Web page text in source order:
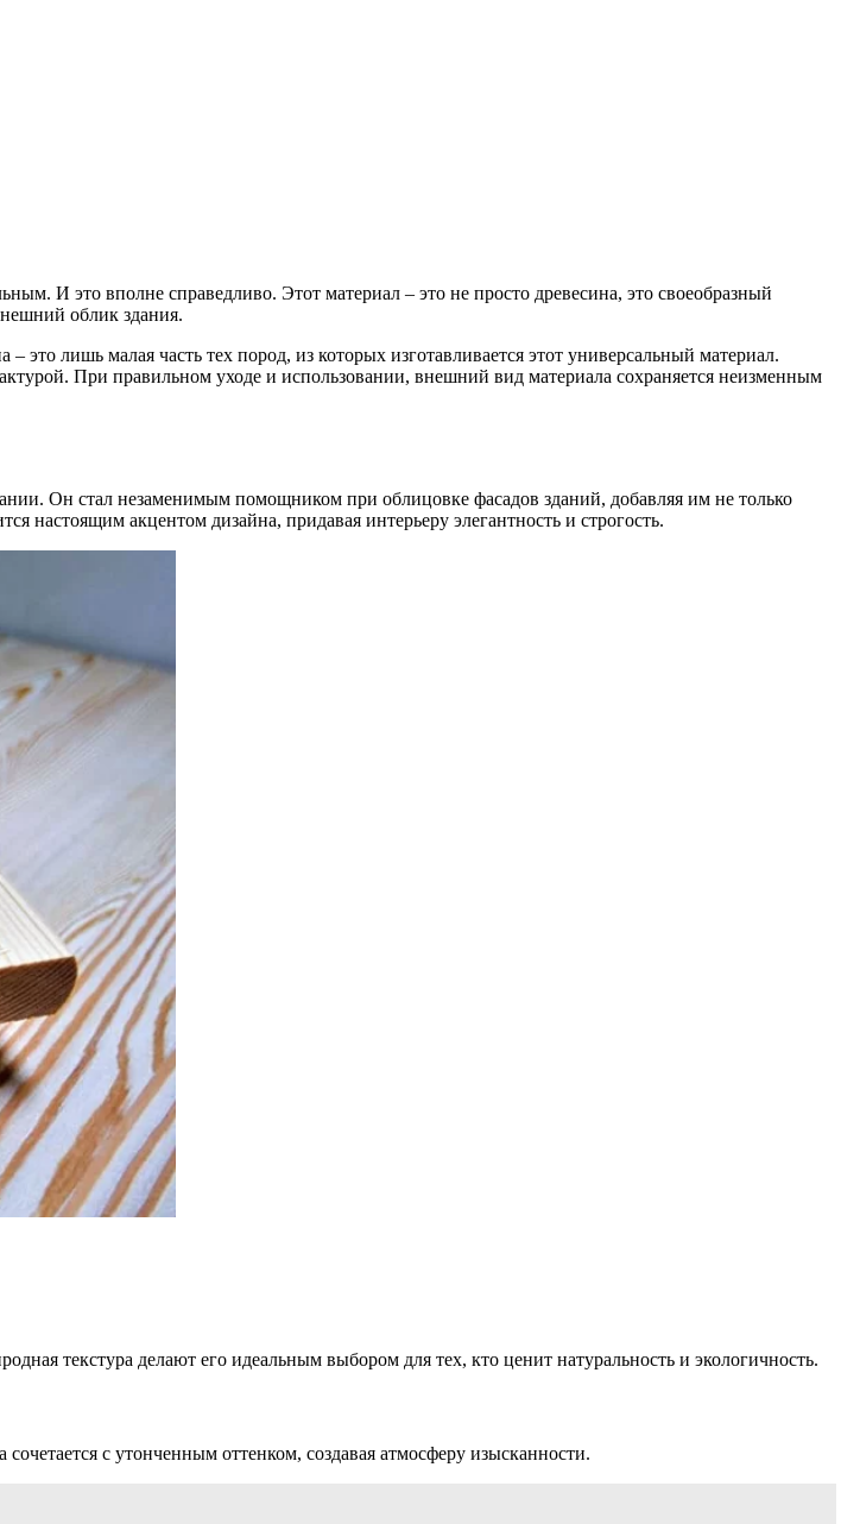
И это вполне справедливо. Этот материал – это не просто древесина, это своеобразный
облик здания.
лишь малая часть тех пород, из которых изготавливается этот универсальный материал.
При правильном уходе и использовании, внешний вид материала сохраняется неизменным
Он стал незаменимым помощником при облицовке фасадов зданий, добавляя им не только
настоящим акцентом дизайна, придавая интерьеру элегантность и строгость.
текстура делают его идеальным выбором для тех, кто ценит натуральность и экологичность.
с утонченным оттенком, создавая атмосферу изысканности.